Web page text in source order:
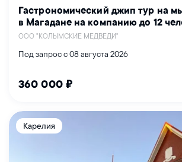
Гастрономический джип тур на
в Магадане на компанию до 12
ООО "КОЛЫМСКИЕ МЕДВЕДИ"
Под запрос с 08 августа 2026
360 000 ₽
Карелия